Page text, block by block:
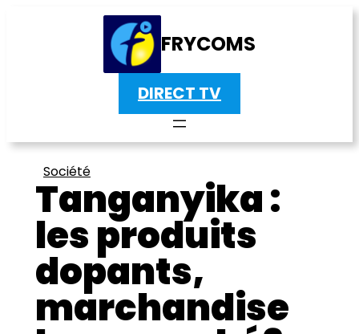
FRYCOMS
DIRECT TV
Société
Tanganyika :
les produits
dopants,
marchandise